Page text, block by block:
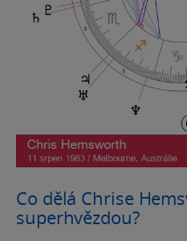
Co dělá Chrise
superhvězdou?